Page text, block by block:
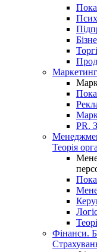
PR.
Теорія
Фінанси.